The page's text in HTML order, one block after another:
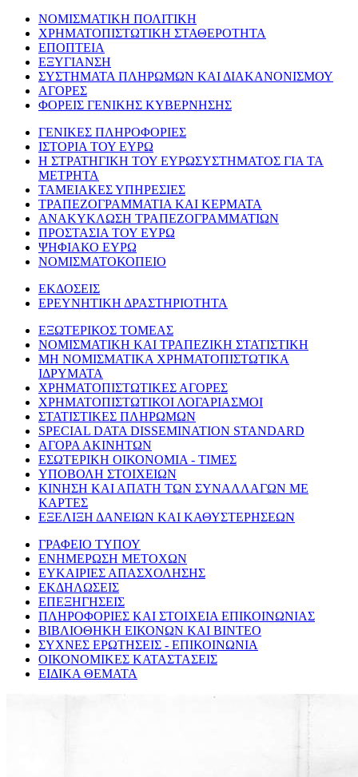
ΝΟΜΙΣΜΑΤΙΚΗ ΠΟΛΙΤΙΚΗ
ΧΡΗΜΑΤΟΠΙΣΤΩΤΙΚΗ ΣΤΑΘΕΡΟΤΗΤΑ
ΕΠΟΠΤΕΙΑ
ΕΞΥΓΙΑΝΣΗ
ΣΥΣΤΗΜΑΤΑ ΠΛΗΡΩΜΩΝ ΚΑΙ ΔΙΑΚΑΝΟΝΙΣΜΟΥ
ΑΓΟΡΕΣ
ΦΟΡΕΙΣ ΓΕΝΙΚΗΣ ΚΥΒΕΡΝΗΣΗΣ
ΓΕΝΙΚΕΣ ΠΛΗΡΟΦΟΡΙΕΣ
ΙΣΤΟΡΙΑ ΤΟΥ ΕΥΡΩ
Η ΣΤΡΑΤΗΓΙΚΗ ΤΟΥ ΕΥΡΩΣΥΣΤΗΜΑΤΟΣ ΓΙΑ ΤΑ
ΜΕΤΡΗΤΑ
ΤΑΜΕΙΑΚΕΣ ΥΠΗΡΕΣΙΕΣ
ΤΡΑΠΕΖΟΓΡΑΜΜΑΤΙΑ ΚΑΙ ΚΕΡΜΑΤΑ
ΑΝΑΚΥΚΛΩΣΗ ΤΡΑΠΕΖΟΓΡΑΜΜΑΤΙΩΝ
ΠΡΟΣΤΑΣΙΑ ΤΟΥ ΕΥΡΩ
ΨΗΦΙΑΚΟ ΕΥΡΩ
ΝΟΜΙΣΜΑΤΟΚΟΠΕΙΟ
ΕΚΔΟΣΕΙΣ
ΕΡΕΥΝΗΤΙΚΗ ΔΡΑΣΤΗΡΙΟΤΗΤΑ
ΕΞΩΤΕΡΙΚΟΣ ΤΟΜΕΑΣ
ΝΟΜΙΣΜΑΤΙΚΗ ΚΑΙ ΤΡΑΠΕΖΙΚΗ ΣΤΑΤΙΣΤΙΚΗ
ΜΗ ΝΟΜΙΣΜΑΤΙΚΑ ΧΡΗΜΑΤΟΠΙΣΤΩΤΙΚΑ
ΙΔΡΥΜΑΤΑ
ΧΡΗΜΑΤΟΠΙΣΤΩΤΙΚΕΣ ΑΓΟΡΕΣ
ΧΡΗΜΑΤΟΠΙΣΤΩΤΙΚΟΙ ΛΟΓΑΡΙΑΣΜΟΙ
ΣΤΑΤΙΣΤΙΚΕΣ ΠΛΗΡΩΜΩΝ
SPECIAL DATA DISSEMINATION STANDARD
ΑΓΟΡΑ ΑΚΙΝΗΤΩΝ
ΕΣΩΤΕΡΙΚΗ ΟΙΚΟΝΟΜΙΑ - ΤΙΜΕΣ
ΥΠΟΒΟΛΗ ΣΤΟΙΧΕΙΩΝ
ΚΙΝΗΣΗ ΚΑΙ ΑΠΑΤΗ ΤΩΝ ΣΥΝΑΛΛΑΓΩΝ ΜΕ
ΚΑΡΤΕΣ
ΕΞΕΛΙΞΗ ΔΑΝΕΙΩΝ ΚΑΙ ΚΑΘΥΣΤΕΡΗΣΕΩΝ
ΓΡΑΦΕΙΟ ΤΥΠΟΥ
ΕΝΗΜΕΡΩΣΗ ΜΕΤΟΧΩΝ
ΕΥΚΑΙΡΙΕΣ ΑΠΑΣΧΟΛΗΣΗΣ
ΕΚΔΗΛΩΣΕΙΣ
ΕΠΕΞΗΓΗΣΕΙΣ
ΠΛΗΡΟΦΟΡΙΕΣ ΚΑΙ ΣΤΟΙΧΕΙΑ ΕΠΙΚΟΙΝΩΝΙΑΣ
ΒΙΒΛΙΟΘΗΚΗ ΕΙΚΟΝΩΝ ΚΑΙ ΒΙΝΤΕΟ
ΣΥΧΝΕΣ ΕΡΩΤΗΣΕΙΣ - ΕΠΙΚΟΙΝΩΝΙΑ
ΟΙΚΟΝΟΜΙΚΕΣ ΚΑΤΑΣΤΑΣΕΙΣ
ΕΙΔΙΚΑ ΘΕΜΑΤΑ